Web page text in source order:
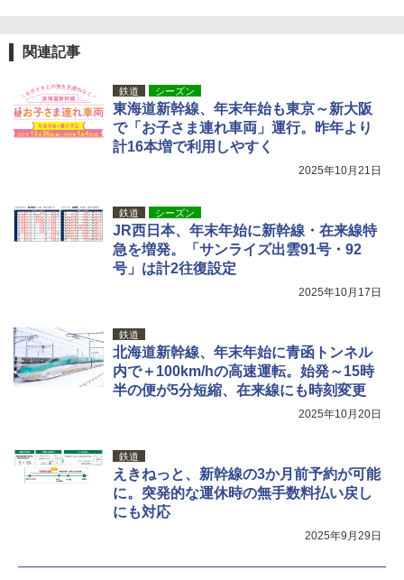
電動エアーポンプ SUP用 20PSI 電動ポンプ
ゴムボート 空気入れ 空気抜き 自動停止 過熱
保護 日光可読lcd 7種類ノズル付き
￥7,884
関連記事
鉄道 シーズン
東海道新幹線、年末年始も東京～新大阪
で「お子さま連れ車両」運行。昨年より
計16本増で利用しやすく
2025年10月21日
鉄道 シーズン
JR西日本、年末年始に新幹線・在来線特
急を増発。「サンライズ出雲91号・92
号」は計2往復設定
2025年10月17日
鉄道
北海道新幹線、年末年始に青函トンネル
内で＋100km/hの高速運転。始発～15時
半の便が5分短縮、在来線にも時刻変更
2025年10月20日
鉄道
えきねっと、新幹線の3か月前予約が可能
に。突発的な運休時の無手数料払い戻し
にも対応
2025年9月29日